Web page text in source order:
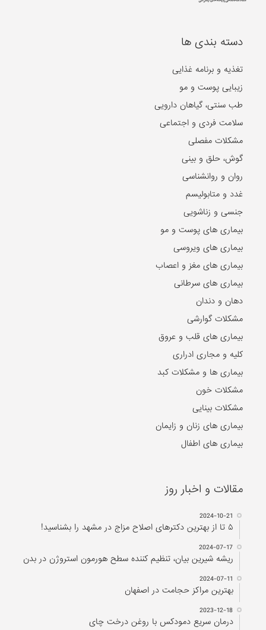
دسته بندی ها
تغذیه و برنامه غذایی
زیبایی پوست و مو
طب سنتی، گیاهان دارویی
سلامت فردی و اجتماعی
مشکلات مفصلی
گوش، حلق و بینی
روان و روانشناسی
غدد و متابولیسم
جنسی و زناشویی
بیماری های پوست و مو
بیماری های ویروسی
بیماری های مغز و اعصاب
بیماری های سرطانی
دهان و دندان
مشکلات گوارشی
بیماری های قلب و عروق
کلیه و مجاری ادراری
بیماری ها و مشکلات کبد
مشکلات خون
مشکلات بینایی
بیماری های زنان و زایمان
بیماری های اطفال
مقالات و اخبار روز
2024-10-21
۵ تا از بهترین دکتر‌های اصلاح مزاج در مشهد را بشناسید!
2024-07-17
ریشه شیرین بیان، تنظیم کننده سطح هورمون استروژن در بدن
2024-07-11
بهترین مراکز حجامت در اصفهان
2023-12-18
درمان سریع دمودکس با روغن درخت چای